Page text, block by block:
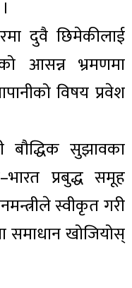
दुवै छिमेकीलाई
आसन्न भ्रमणमा
विषय प्रवेश
बौद्धिक सुझावका
प्रबुद्ध समूह
स्वीकृत गरी
समाधान खोजियोस्